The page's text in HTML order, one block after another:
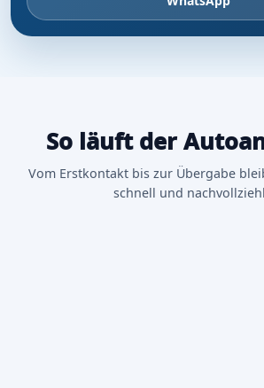
So läuft der
Vom Erstkontakt bis zur Übergabe
schnell und